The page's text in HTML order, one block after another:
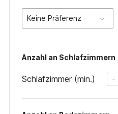
Keine Präferenz
Anzahl an Schlafzimmern
Schlafzimmer (min.) -